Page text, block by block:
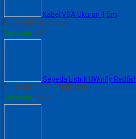
Kabel VGA Ukuran 1,5m
Rp 11.500 Rp 19.000
Tersedia / KL2
Sepeda Listrik UWinfly
Rp 4.600.000 Rp 6.000.000
Tersedia / SL2